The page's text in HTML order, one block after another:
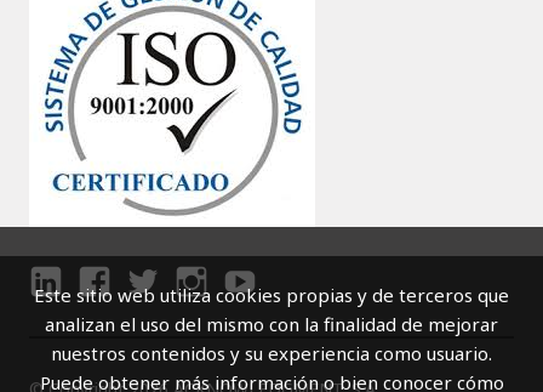
Este sitio web utiliza cookies propias y de terceros que
analizan el uso del mismo con la finalidad de mejorar
nuestros contenidos y su experiencia como usuario.
Puede obtener más información o bien conocer cómo
LI
N
K
F
A
C
T
W
I
I
N
S
Y
O
U